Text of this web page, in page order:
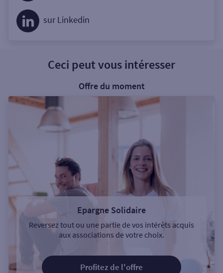
sur Linkedin
Ceci peut vous intéresser
Offre du moment
Epargne Solidaire
Reversez tout ou une partie de vos intérêts acquis
aux associations de votre choix.
Profitez de l'offre